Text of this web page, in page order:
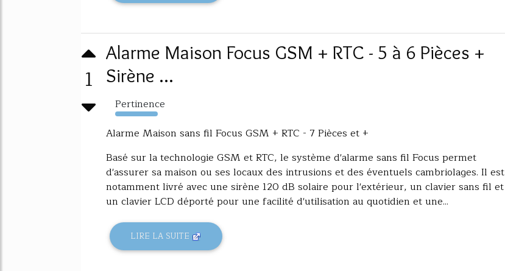
1
Alarme Maison Focus GSM + RTC - 5 à 6 Pièces +
Sirène ...
Pertinence
5332%
Alarme Maison sans fil Focus GSM + RTC - 7 Pièces et +
Basé sur la technologie GSM et RTC, le système d'alarme sans fil Focus permet
d'assurer sa maison ou ses locaux des intrusions et des éventuels cambriolages. Il est
notamment livré avec une sirène 120 dB solaire pour l'extérieur, un clavier sans fil et
un clavier LCD déporté pour une facilité d'utilisation au quotidien et une...
LIRE LA SUITE